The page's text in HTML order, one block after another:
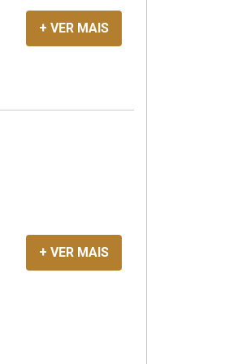
+ VER MAIS
+ VER MAIS